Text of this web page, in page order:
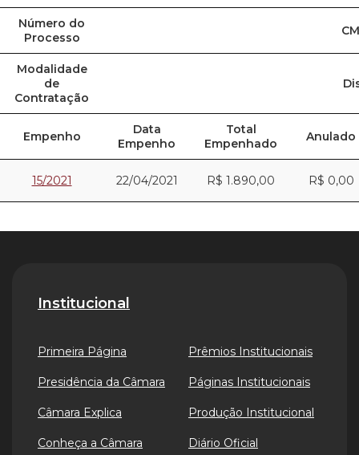
Número do
Processo
Modalidade
de
Contratação
Empenho
Data
Empenho
Total
Empenhado
Anulado
15/2021 22/04/2021 R$ 1.890,00 R$ 0,00
Institucional
Primeira Página
Presidência da Câmara
Câmara Explica
Conheça a Câmara
Prêmios Institucionais
Páginas Institucionais
Produção Institucional
Diário Oficial